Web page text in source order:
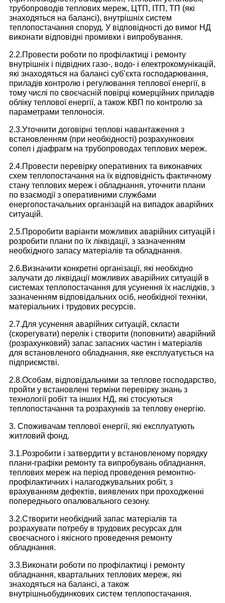
трубопроводів теплових мереж, ЦТП, ІТП, ТП (які
знаходяться на балансі), внутрішніх систем
теплопостачання споруд. У відповідності до вимог НД
виконати відповідні промивки і випробування.
2.2.Провести роботи по профілактиці і ремонту
внутрішніх і підвідних газо-, водо- і електрокомунікацій,
які знаходяться на балансі суб’єкта господарювання,
приладів контролю і регулювання теплової енергії, в
тому числі по своєчасній повірці комерційних приладів
обліку теплової енергії, а також КВП по контролю за
параметрами теплоносія.
2.3.Уточнити договірні теплові навантаження з
встановленням (при необхідності) розрахункових
сопел і діафрагм на трубопроводах теплових мереж.
2.4.Провести перевірку оперативних та виконавчих
схем теплопостачання на їх відповідність фактичному
стану теплових мереж і обладнання, уточнити плани
по взаємодії з оперативними службами
енергопостачальних організацій на випадок аварійних
ситуацій.
2.5.Проробити варіанти можливих аварійних ситуацій і
розробити плани по їх ліквідації, з зазначенням
необхідного запасу матеріалів та обладнання.
2.6.Визначити конкретні організації, які необхідно
залучати до ліквідації можливих аварійних ситуацій в
системах теплопостачання для усунення їх наслідків, з
зазначенням відповідальних осіб, необхідної техніки,
матеріальних і трудових ресурсів.
2.7.Для усунення аварійних ситуацій, скласти
(скорегувати) перелік і створити (поповнити) аварійний
(розрахунковий) запас запасних частин і матеріалів
для встановленого обладнання, яке експлуатується на
підприємстві.
2.8.Особам, відповідальними за теплове господарство,
пройти у встановлені терміни перевірку знань з
технології робіт та інших НД, які стосуються
теплопостачання та розрахунків за теплову енергію.
3. Споживачам теплової енергії, які експлуатують
житловий фонд.
3.1.Розробити і затвердити у встановленому порядку
плани-графіки ремонту та випробувань обладнання,
теплових мереж на період проведення ремонтно-
профілактичних і налагоджувальних робіт, з
врахуванням дефектів, виявлених при проходженні
попереднього опалювального сезону.
3.2.Створити необхідний запас матеріалів та
розрахувати потребу в трудових ресурсах для
своєчасного і якісного проведення ремонту
обладнання.
3.3.Виконати роботи по профілактиці і ремонту
обладнання, квартальних теплових мереж, які
знаходяться на балансі, а також
внутрішньобудинкових систем теплопостачання.